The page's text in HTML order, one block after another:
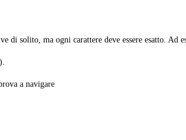
solito, ma ogni carattere deve essere esatto. Ad
a navigare